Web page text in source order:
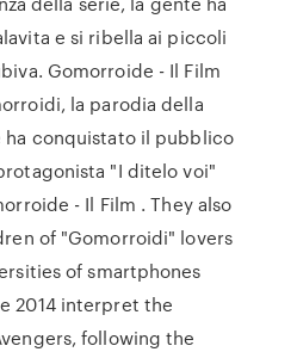
e si ribella ai piccoli
Gomorroide - Il Film
la parodia della
ha conquistato il pubblico
"I ditelo voi"
- Il Film . They also
of "Gomorroidi" lovers
of smartphones
2014 interpret the
following the